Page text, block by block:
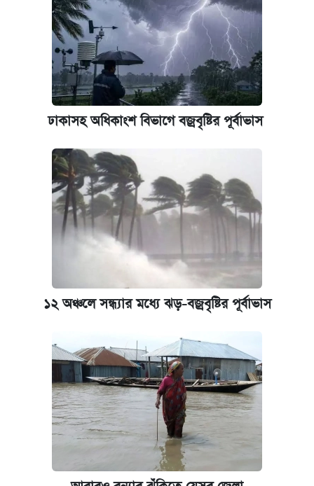
ঢাকাসহ অধিকাংশ বিভাগে বজ্রবৃষ্টির পূর্বাভাস
১২ অঞ্চলে সন্ধ্যার মধ্যে ঝড়-বজ্রবৃষ্টির পূর্বাভাস